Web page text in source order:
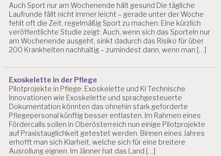
Auch Sport nur am Wochenende hält gesund Die tägliche
Laufrunde fällt nicht immer leicht – gerade unter der Woche
fehlt oft die Zeit, regelmäßig Sport zu machen. Eine kürzlich
veröffentlichte Studie zeigt: Auch, wenn sich das Sporteln nur
am Wochenende ausgeht, sinkt dadurch das Risiko für über
200 Krankheiten nachhaltig – zumindest dann, wenn man […]
Exoskelette in der Pflege
Pilotprojekte in Pflege: Exoskelette und KI Technische
Innovationen wie Exoskelette und sprachgesteuerte
Dokumentation könnten das ohnehin stark geforderte
Pflegepersonal künftig besser entlasten. Im Rahmen eines
Fördercalls sollen in Oberösterreich nun einige Pilotprojekte
auf Praxistauglichkeit getestet werden. Binnen eines Jahres
erhofft man sich Klarheit, welche sich für eine breitere
Ausrollung eignen. Im Jänner hat das Land […]